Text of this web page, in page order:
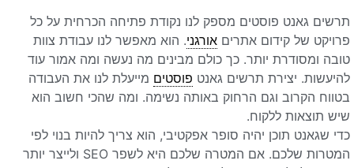
תרשים גאנט פוסטים מספק לנו נקודת פתיחה הכרחית על כל
פרויקט של קידום אתרים אורגני. הוא מאפשר לנו עבודת צוות
טובה ומסודרת יותר. כך כולם מבינים מה נעשה ומה אמור עוד
להיעשות. יצירת תרשים גאנט פוסטים מייעלת לנו את העבודה
בטווח הקרוב וגם הרחוק באותה נשימה. ומה שהכי חשוב הוא
שיש תוצאות ללקוח.
כדי שגאנט תוכן יהיה סופר אפקטיבי, הוא צריך להיות בנוי לפי
המטרות שלכם. אם המטרה שלכם היא לשפר SEO ולייצר יותר